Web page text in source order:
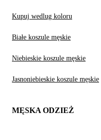
Kupuj wedlug koloru
Białe koszule męskie
Niebieskie koszule męskie
Jasnoniebieskie koszule męskie
MĘSKA ODZIEŻ